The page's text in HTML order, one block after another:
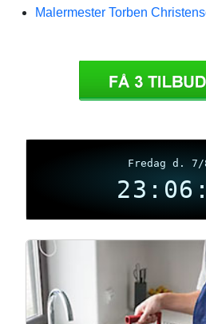
Malermester Torben
Fredag d. 7/